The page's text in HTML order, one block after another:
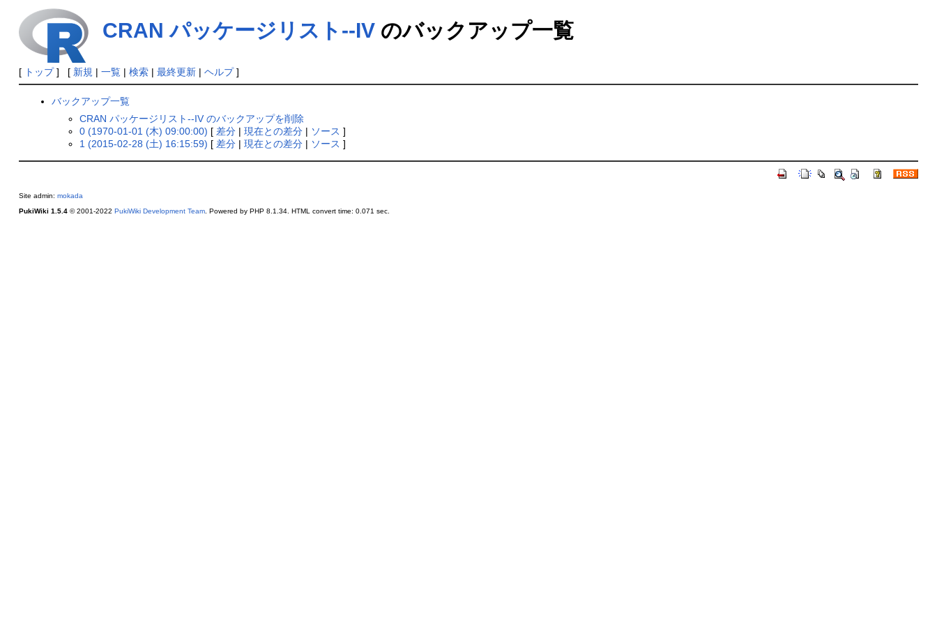
CRAN パッケージリスト--IVのバックアップ一覧
[ トップ] [ 新規 | 一覧| 検索| 最終更新| ヘルプ]
バックアップ一覧
CRAN パッケージリスト--IV のバックアップを削除
0 (1970-01-01 (木) 09:00:00) [ 差分 |現在との差分 | ソース ]
1 (2015-02-28 (土) 16:15:59) [ 差分 |現在との差分 | ソース ]
Site admin: mokada
PukiWiki 1.5.4© 2001-2022 PukiWiki Development Team. Powered by PHP 8.1.34. HTML convert time: 0.071 sec.